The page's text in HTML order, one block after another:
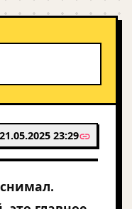
21.05.2025 23:29